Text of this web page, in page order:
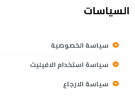
السياسات
سياسة الخصوصية
سياسة استخدام الافيليت
سياسة الارجاع